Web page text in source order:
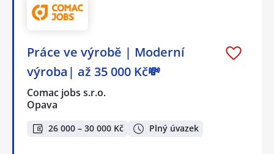
Práce ve výrobě | Moderní
výroba| až 35 000 Kč💸
Comac jobs s.r.o.
Opava
26 000 – 30 000 Kč Plný úvazek